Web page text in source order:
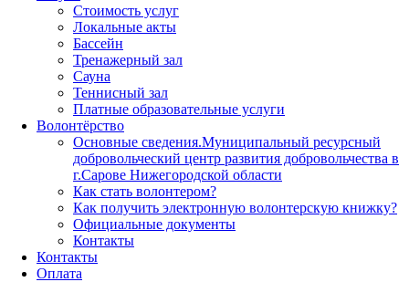
Стоимость услуг
Локальные акты
Бассейн
Тренажерный зал
Сауна
Теннисный зал
Платные образовательные услуги
Волонтёрство
Основные сведения.Муниципальный ресурсный
добровольческий центр развития добровольчества в
г.Сарове Нижегородской области
Как стать волонтером?
Как получить электронную волонтерскую книжку?
Официальные документы
Контакты
Контакты
Оплата